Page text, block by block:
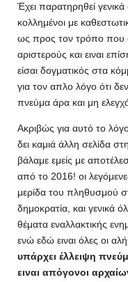
Έχει παρατηρηθεί γενικά
κολλημένοι με
ως προς τον τρόπο που
αριστερούς και ειναι
είσαι δογματικός στα
για τον απλο λόγο ότι
πνεύμα άρα και μη
Ακριβώς για αυτό το
δει καμιά άλλη σελίδα
βάλαμε εμείς με
από το 2016! οι
μερίδα του πληθυσμού
δημοκρατία, και γενικά
θέματα εναλλακτικής
ενώ εδώ ειναι όλες οι
υπάρχει έλλειψη
ειναι απόγονοι